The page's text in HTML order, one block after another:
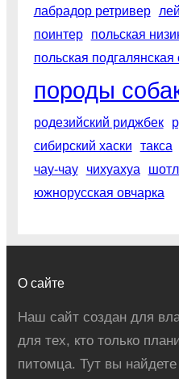
лабрадор ретривер
поинтер
польская
польская подгалянская
породы
родезийский риджбек
сибирский хаски
такса
чау-чау
чихуахуа
южнорусская овчарка
О сайте
Наш сайт создан для
для тех, кто только
питомца. Тут вы